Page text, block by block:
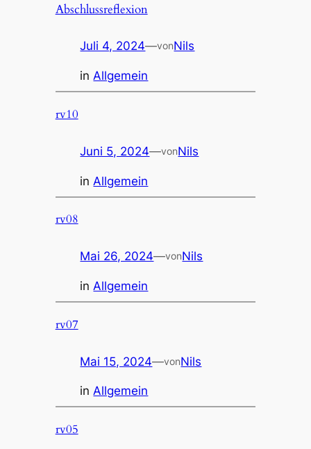
Abschlussreflexion
Juli 4, 2024—vonNils
inAllgemein
rv10
Juni 5, 2024—vonNils
in Allgemein
rv08
Mai 26, 2024—vonNils
inAllgemein
rv07
Mai 15, 2024—vonNils
inAllgemein
rv05